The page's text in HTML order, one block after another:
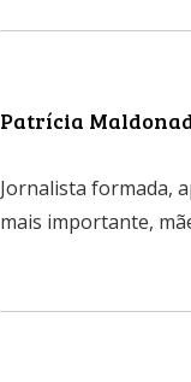
Patrícia
Jornalista formada,
mais importante,